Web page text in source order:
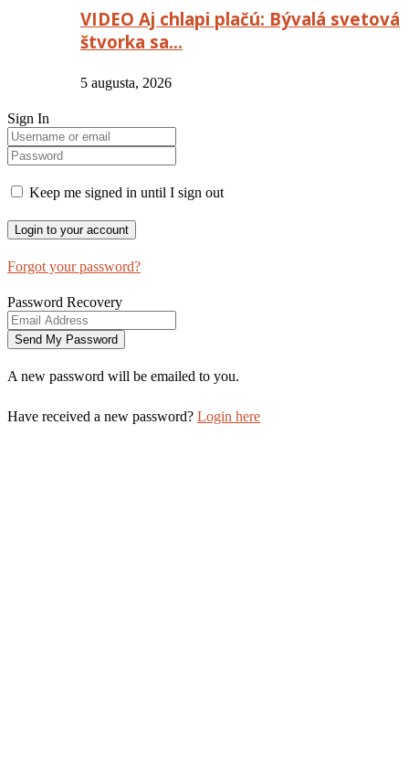
VIDEO Aj chlapi plačú: Bývalá svetová
štvorka sa…
5 augusta, 2026
Sign In
Keep me signed in until I sign out
Forgot your password?
Password Recovery
A new password will be emailed to you.
Have received a new password? Login here